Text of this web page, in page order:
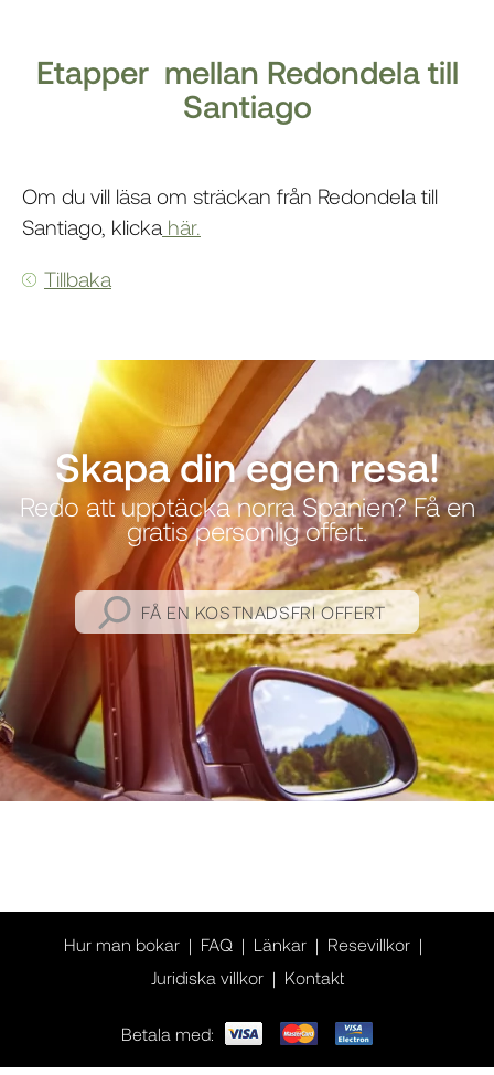
Etapper mellan Redondela till
Santiago
Om du vill läsa om sträckan från Redondela till
Santiago, klicka här.
Tillbaka
Skapa din egen resa!
Redo att upptäcka norra Spanien? Få en
gratis personlig offert.
FÅ EN KOSTNADSFRI OFFERT
Hur man bokar FAQ Länkar
Resevillkor
Juridiska villkor
Kontakt
Betala med: